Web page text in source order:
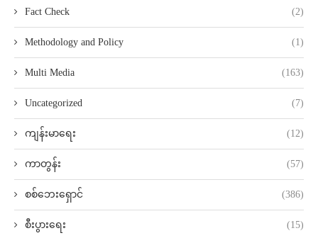
Fact Check (2)
Methodology and Policy (1)
Multi Media (163)
Uncategorized (7)
ကျန်းမာရေး (12)
ကာတွန်း (57)
စစ်ဘေးရှောင် (386)
စီးပွားရေး (15)